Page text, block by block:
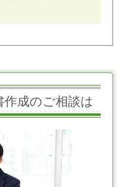
成のご相談は